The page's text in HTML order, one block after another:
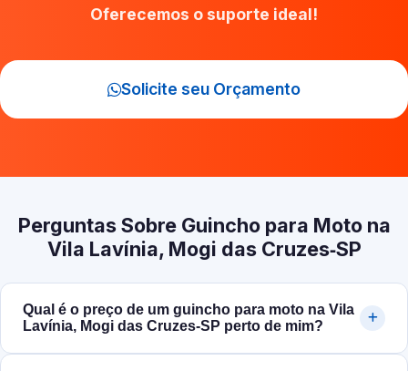
Oferecemos o suporte ideal!
Solicite seu Orçamento
Perguntas Sobre Guincho para Moto na
Vila Lavínia, Mogi das Cruzes‑SP
Qual é o preço de um guincho para moto na Vila
Lavínia, Mogi das Cruzes‑SP perto de mim?